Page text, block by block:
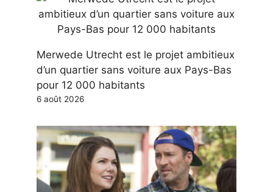
Merwede Utrecht est le projet ambitieux
d’un quartier sans voiture aux Pays-Bas
pour 12 000 habitants
6 août 2026